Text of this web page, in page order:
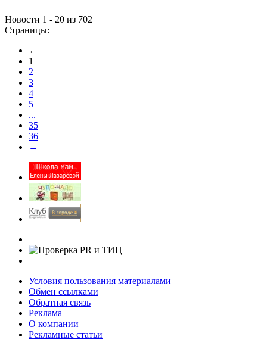
Новости 1 - 20 из 702
Страницы:
←
1
2
3
4
5
...
35
36
→
Условия пользования материалами
Обмен ссылками
Обратная связь
Реклама
О компании
Рекламные статьи